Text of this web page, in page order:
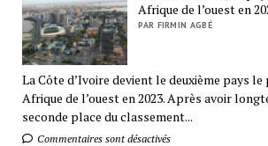
Afrique de l’ouest en
PAR FIRMIN AGBÉ
La Côte d’Ivoire devient le deuxième pays le
Afrique de l’ouest en 2023. Après avoir
seconde place du classement...
Commentaires sont désactivés